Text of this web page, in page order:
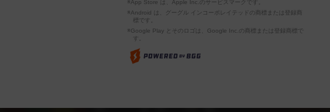
※App Store は、Apple Inc.のサービスマークです。
※Android は、グーグル インコーポレイテッドの商標または登録商
標です。
※Google Play とそのロゴは、Google Inc.の商標または登録商標で
す。